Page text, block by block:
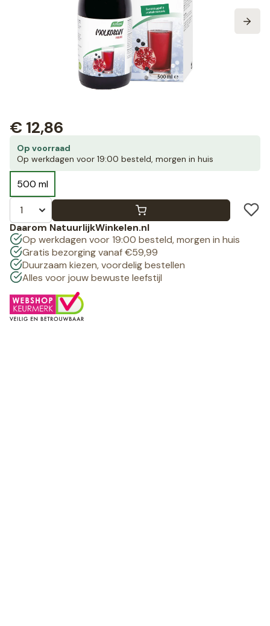
Op voorraad
Op werkdagen voor 19:00 besteld, morgen in huis
500 ml
€ 12,86
Daarom NatuurlijkWinkelen.nl
Op werkdagen voor 19:00 besteld, morgen in huis
Gratis bezorging vanaf €59,99
Duurzaam kiezen, voordelig bestellen
Alles voor jouw bewuste leefstijl